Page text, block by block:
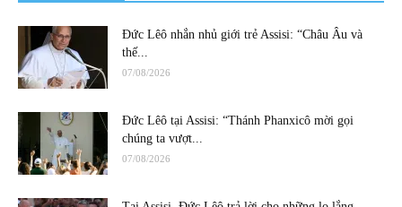
Đức Lêô nhắn nhủ giới trẻ Assisi: “Châu Âu và
thế...
07/08/2026
Đức Lêô tại Assisi: “Thánh Phanxicô mời gọi
chúng ta vượt...
07/08/2026